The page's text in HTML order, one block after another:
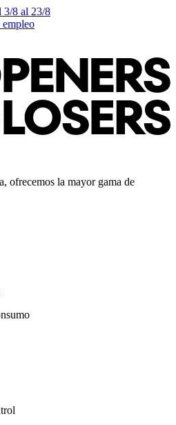
3/8 al 23/8
empleo
ofrecemos la mayor gama de